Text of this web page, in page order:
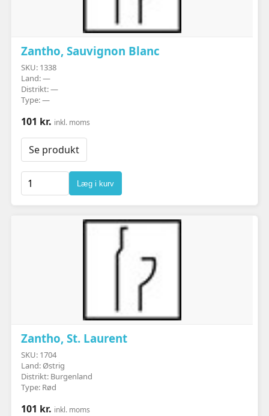
Zantho, Sauvignon Blanc
SKU: 1338
Land: —
Distrikt: —
Type: —
101 kr. inkl. moms
Se produkt
Læg i kurv
Zantho, St. Laurent
SKU: 1704
Land: Østrig
Distrikt: Burgenland
Type: Rød
101 kr. inkl. moms